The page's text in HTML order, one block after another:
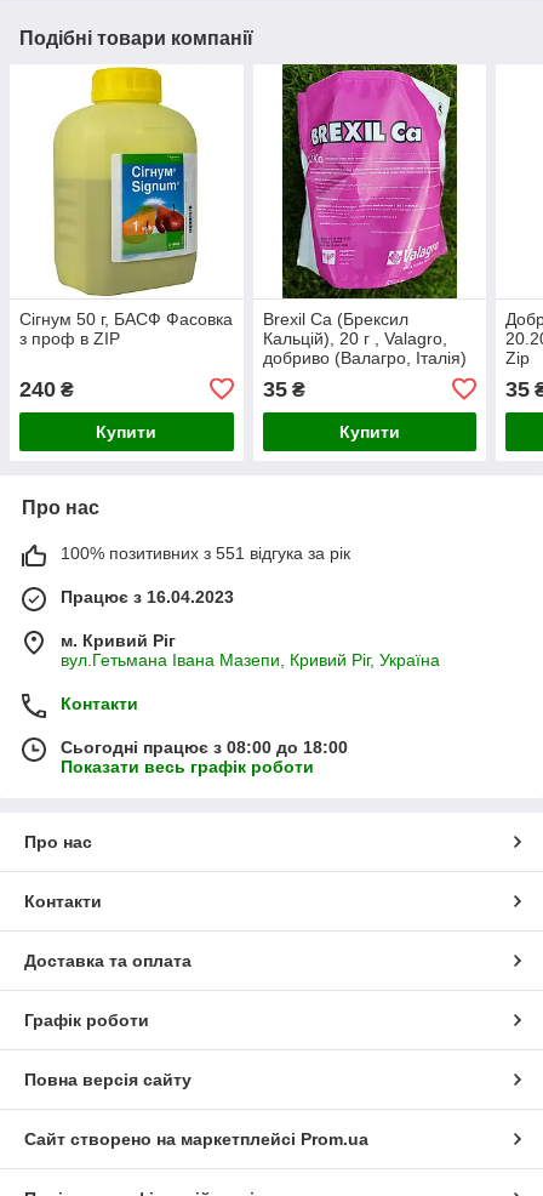
Подібні товари компанії
Сігнум 50 г, БАСФ Фасовка
з проф в ZIP
240 ₴
Купити
Brexil Ca (Брексил
Кальцій), 20 г , Valagro,
добриво (Валагро, Італія)
35₴
Купити
Zip
35
Про нас
100% позитивних з 551 відгука за рік
Працює з 16.04.2023
м. Кривий Ріг
вул.Гетьмана Івана Мазепи, Кривий Ріг, Україна
Контакти
Сьогодні працює з 08:00 до 18:00
Показати весь графік роботи
Про нас
Контакти
Доставка та оплата
Графік роботи
Повна версія сайту
Сайт створено на маркетплейсі Prom.ua